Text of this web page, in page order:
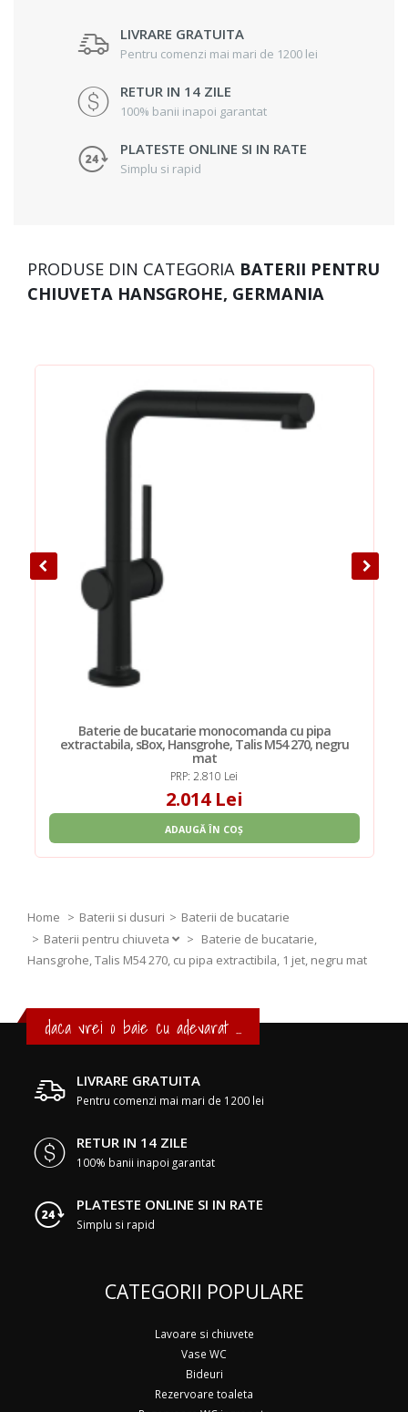
LIVRARE GRATUITA
Pentru comenzi mai mari de 1200 lei
RETUR IN 14 ZILE
100% banii inapoi garantat
PLATESTE ONLINE SI IN RATE
Simplu si rapid
PRODUSE DIN CATEGORIA BATERII PENTRU
CHIUVETA HANSGROHE, GERMANIA
Baterie de bucatarie monocomanda cu pipa
extractabila, sBox, Hansgrohe, Talis M54 270, negru
mat
PRP: 2.810 Lei
2.014 Lei
ADAUGĂ ÎN COȘ
Home Baterii si dusuri
Baterii de bucatarie
Baterii pentru chiuveta
> Baterie de bucatarie,
Hansgrohe, Talis M54 270, cu pipa extractibila, 1 jet, negru mat
daca vrei o baie cu adevarat ...
LIVRARE GRATUITA
Pentru comenzi mai mari de 1200 lei
RETUR IN 14 ZILE
100% banii inapoi garantat
PLATESTE ONLINE SI IN RATE
Simplu si rapid
CATEGORII POPULARE
Lavoare si chiuvete
Vase WC
Bideuri
Rezervoare toaleta